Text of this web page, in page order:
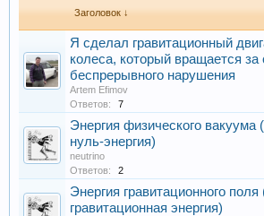
Заголовок ↓
Я сделал гравитационный
колеса, который вращается за
беспрерывного нарушения
Artem Efimov
Ответов:
7
Энергия физического вакуума
нуль-энергия)
neutrino
Ответов:
2
Энергия гравитационного поля
гравитационная энергия)